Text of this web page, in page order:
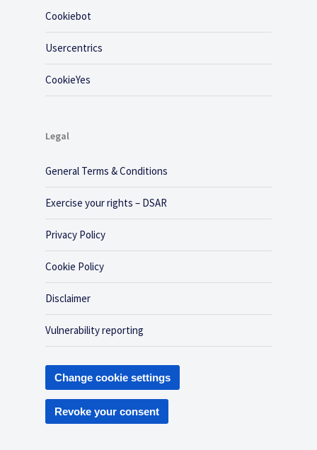
Cookiebot
Usercentrics
CookieYes
Legal
General Terms & Conditions
Exercise your rights – DSAR
Privacy Policy
Cookie Policy
Disclaimer
Vulnerability reporting
Change cookie settings
Revoke your consent